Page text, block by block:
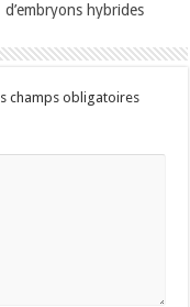
d’embryons hybrides
champs obligatoires